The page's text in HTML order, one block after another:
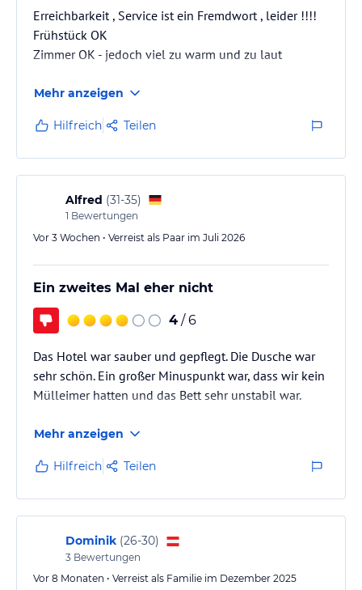
Erreichbarkeit , Service ist ein Fremdwort , leider !!!!
Frühstück OK
Zimmer OK - jedoch viel zu warm und zu laut
Mehr anzeigen
Hilfreich Teilen
Alfred (31-35)
1 Bewertungen
Vor 3 Wochen • Verreist als Paar im Juli 2026
Ein zweites Mal eher nicht
4 / 6
Das Hotel war sauber und gepflegt. Die Dusche war
sehr schön. Ein großer Minuspunkt war, dass wir kein
Mülleimer hatten und das Bett sehr unstabil war.
Mehr anzeigen
Hilfreich Teilen
Dominik (26-30)
3 Bewertungen
Vor 8 Monaten • Verreist als Familie im Dezember 2025